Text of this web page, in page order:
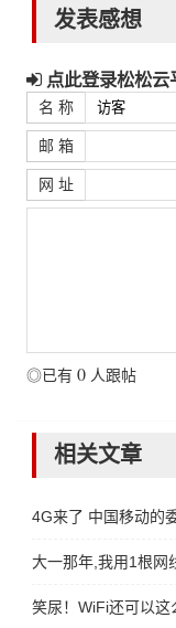
发表感想
点此登录松松云
名 称
邮 箱
网 址
◎已有 0 人跟帖
相关文章
4G来了 中国移动的
大一那年,我用1根网
笑尿！WiFi还可以这